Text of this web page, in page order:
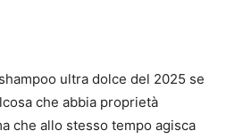
ultra dolce del 2025 se
che abbia proprietà
che allo stesso tempo agisca